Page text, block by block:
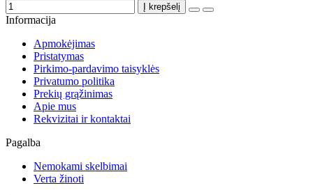
Į krepšelį
Informacija
Apmokėjimas
Pristatymas
Pirkimo-pardavimo taisyklės
Privatumo politika
Prekių grąžinimas
Apie mus
Rekvizitai ir kontaktai
Pagalba
Nemokami skelbimai
Verta žinoti